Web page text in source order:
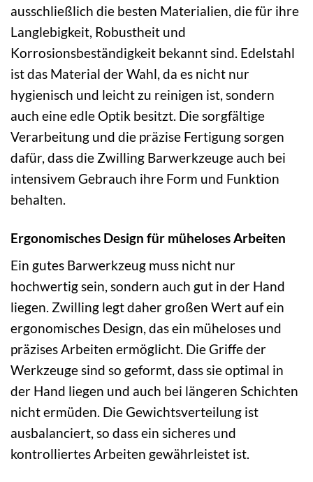
ausschließlich die besten Materialien, die für ihre
Langlebigkeit, Robustheit und
Korrosionsbeständigkeit bekannt sind. Edelstahl
ist das Material der Wahl, da es nicht nur
hygienisch und leicht zu reinigen ist, sondern
auch eine edle Optik besitzt. Die sorgfältige
Verarbeitung und die präzise Fertigung sorgen
dafür, dass die Zwilling Barwerkzeuge auch bei
intensivem Gebrauch ihre Form und Funktion
behalten.
Ergonomisches Design für müheloses Arbeiten
Ein gutes Barwerkzeug muss nicht nur
hochwertig sein, sondern auch gut in der Hand
liegen. Zwilling legt daher großen Wert auf ein
ergonomisches Design, das ein müheloses und
präzises Arbeiten ermöglicht. Die Griffe der
Werkzeuge sind so geformt, dass sie optimal in
der Hand liegen und auch bei längeren Schichten
nicht ermüden. Die Gewichtsverteilung ist
ausbalanciert, so dass ein sicheres und
kontrolliertes Arbeiten gewährleistet ist.